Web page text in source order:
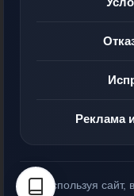
Реклама
Используя